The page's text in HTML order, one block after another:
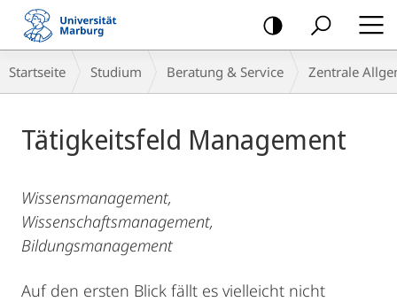
Mobile-
Navigation
Breadcrumb-
Navigation
Startseite Studium Beratung & Service Zentrale
Tätigkeitsfeld Management
Wissensmanagement,
Wissenschaftsmanagement,
Bildungsmanagement
Auf den ersten Blick fällt es vielleicht nicht